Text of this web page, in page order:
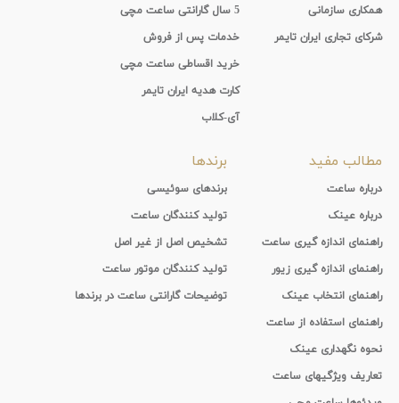
همکاری سازمانی
شرکای تجاری ایران تایمر
5 سال گارانتی ساعت مچی
خدمات پس از فروش
خرید اقساطی ساعت مچی
کارت هدیه ایران تایمر
آی-کلاب
مطالب مفید
درباره ساعت
درباره عینک
راهنمای اندازه گیری ساعت
راهنمای اندازه گیری زیور
راهنمای انتخاب عینک
راهنمای استفاده از ساعت
نحوه نگهداری عینک
تعاریف ویژگیهای ساعت
برندها
برندهای سوئیسی
تولید کنندگان ساعت
تشخیص اصل از غیر اصل
تولید کنندگان موتور ساعت
توضیحات گارانتی ساعت در برندها